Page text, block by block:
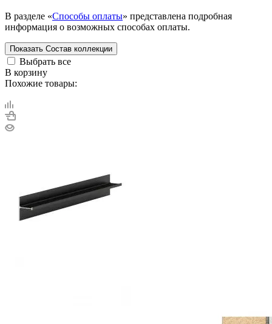
В разделе «Способы оплаты» представлена подробная
информация о возможных способах оплаты.
Показать Состав коллекции
Выбрать все
В корзину
Похожие товары: